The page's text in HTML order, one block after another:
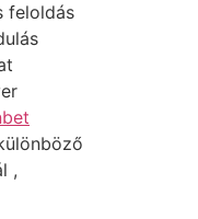
feloldás
,